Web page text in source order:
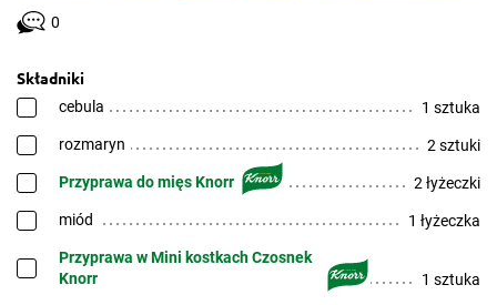
0
Składniki
cebula 1 sztuka
rozmaryn 2 sztuki
Przyprawa do mięs Knorr 2 łyżeczki
miód 1 łyżeczka
Przyprawa w Mini kostkach Czosnek
Knorr
1 sztuka